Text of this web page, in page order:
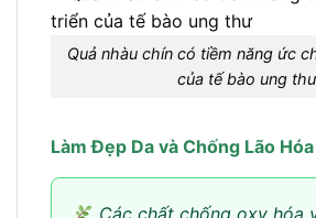
Quả nhàu chín có tiềm năng ức
của tế bào ung thư
Làm Đẹp Da và Chống Lão